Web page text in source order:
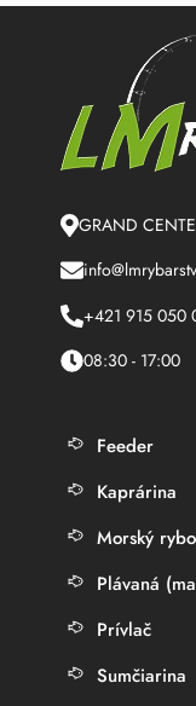
GRAND
+421 915 050
08:30 - 17:00
Feeder
Kaprárina
Morský
Plávaná
Prívlač
Sumčiarina